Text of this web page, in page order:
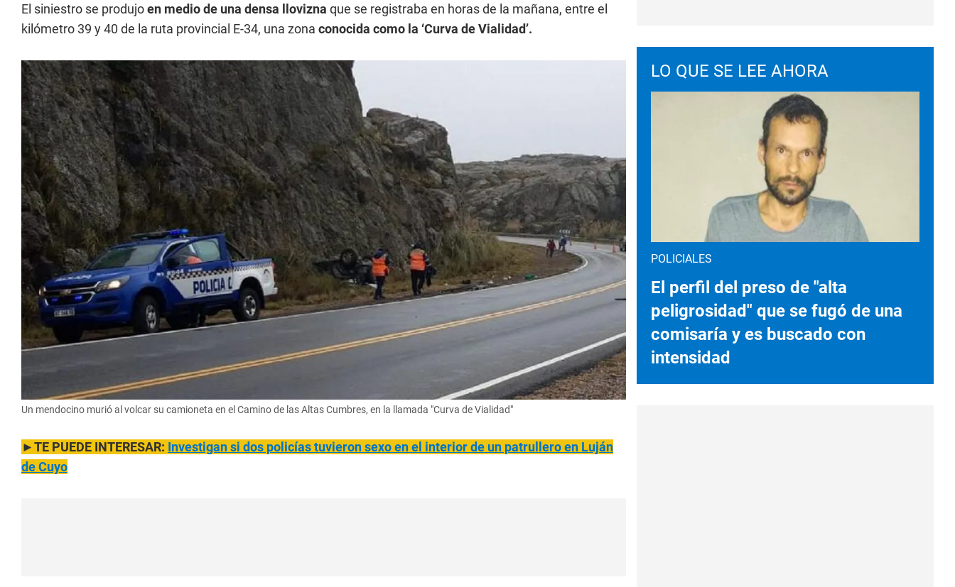
El siniestro se produjoen medio de una densa llovizna que se registraba en horas de la mañana, entre el
kilómetro 39 y 40 de la ruta provincial E-34, una zona conocida como la ‘Curva de Vialidad’.
Un mendocino murió al volcar su camioneta en el Camino de las Altas Cumbres, en la llamada "Curva de Vialidad"
►TE PUEDE INTERESAR: Investigan si dos policías tuvieron sexo en el interior de un patrullero en Luján
de Cuyo
LO QUE SE LEE AHORA
POLICIALES
El perfil del preso de "alta
peligrosidad" que se fugó de una
comisaría y es buscado con
intensidad